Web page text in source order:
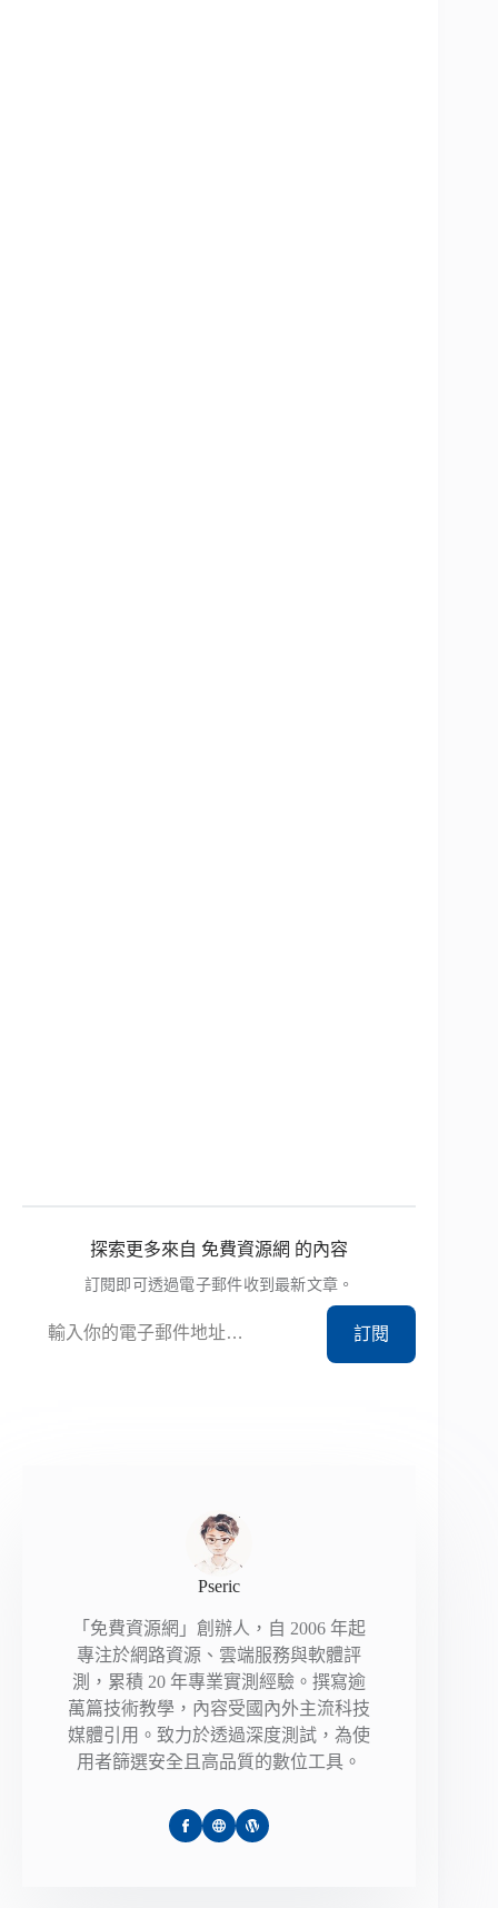
探索更多來自 免費資源網 的內容
訂閱即可透過電子郵件收到最新文章。
訂閱
Pseric
「免費資源網」創辦人，自 2006 年起
專注於網路資源、雲端服務與軟體評
測，累積 20 年專業實測經驗。撰寫逾
萬篇技術教學，內容受國內外主流科技
媒體引用。致力於透過深度測試，為使
用者篩選安全且高品質的數位工具。